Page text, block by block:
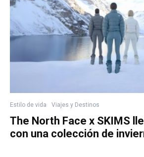
Estilo de vida Viajes y Destinos
The North Face x SKIMS
con una colección de